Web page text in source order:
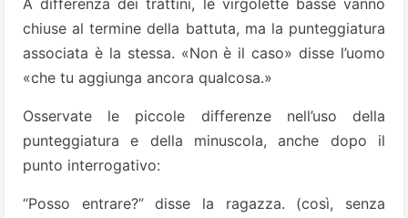
A differenza dei trattini, le virgolette basse vanno
chiuse al termine della battuta, ma la punteggiatura
associata è la stessa. «Non è il caso» disse l’uomo
«che tu aggiunga ancora qualcosa.»
Osservate le piccole differenze nell’uso della
punteggiatura e della minuscola, anche dopo il
punto interrogativo:
“Posso entrare?” disse la ragazza. (così, senza